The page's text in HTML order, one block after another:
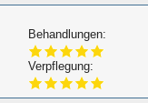
Behandlungen:
Verpflegung: